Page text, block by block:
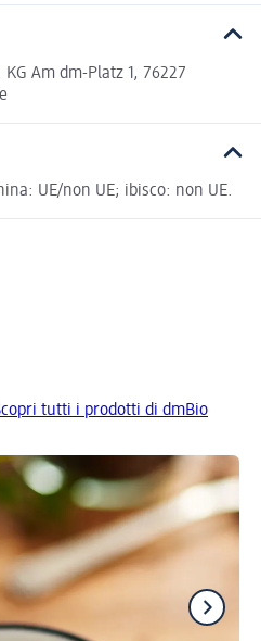
Am dm-Platz 1, 76227
UE/non UE; ibisco: non UE.
tutti i prodotti di dmBio